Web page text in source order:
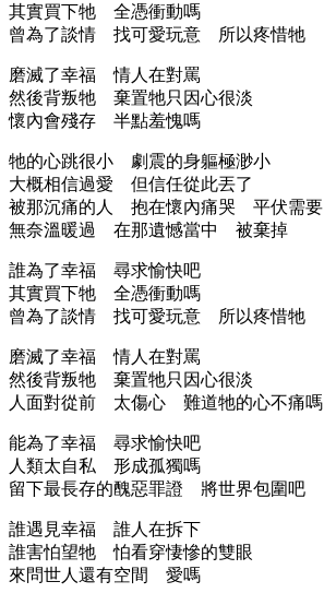
其實買下牠 全憑衝動嗎
曾為了談情 找可愛玩意 所以疼惜牠
磨滅了幸福 情人在對罵
然後背叛牠 棄置牠只因心很淡
懷內會殘存 半點羞愧嗎
牠的心跳很小 劇震的身軀極渺小
大概相信過愛 但信任從此丟了
被那沉痛的人 抱在懷內痛哭 平伏需要
無奈溫暖過 在那遺憾當中 被棄掉
誰為了幸福 尋求愉快吧
其實買下牠 全憑衝動嗎
曾為了談情 找可愛玩意 所以疼惜牠
磨滅了幸福 情人在對罵
然後背叛牠 棄置牠只因心很淡
人面對從前 太傷心 難道牠的心不痛嗎
能為了幸福 尋求愉快吧
人類太自私 形成孤獨嗎
留下最長存的醜惡罪證 將世界包圍吧
誰遇見幸福 誰人在拆下
誰害怕望牠 怕看穿悽慘的雙眼
來問世人還有空間 愛嗎